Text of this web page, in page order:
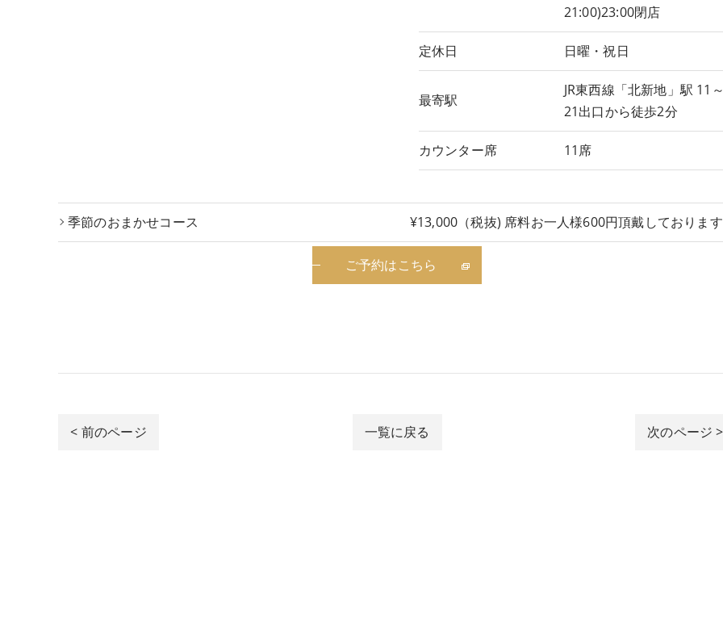
21:00)23:00閉店
定休日 日曜・祝日
最寄駅
JR東西線「北新地」駅 11
21出口から徒歩2分
カウンター席 11席
季節のおまかせコース ¥13,000（税抜) 席料お一人様600円頂戴しておりま
ご予約はこちら
< 前のページ 一覧に戻る 次のページ >